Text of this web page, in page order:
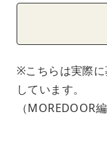
※こちらは実際
しています。
（MOREDOOR編